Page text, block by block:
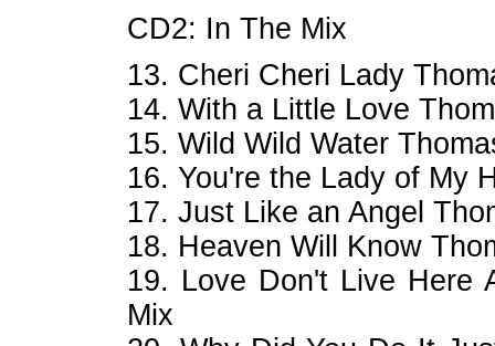
CD2: In The Mix
13. Cheri Cheri Lady
14. With a Little Love
15. Wild Wild Water
16. You're the Lady of My
17. Just Like an Angel
18. Heaven Will Know
19. Love Don't Live Here
Mix